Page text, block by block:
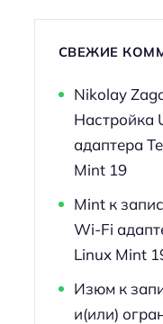
СВЕЖИЕ
Nikolay
Настройка
адаптера
Mint 19
Mintк
Wi-Fi
Linux Mint
Изюм к
и(или)